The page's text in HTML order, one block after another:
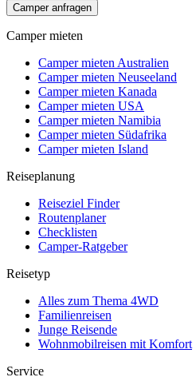
Camper anfragen
Camper mieten
Camper mieten Australien
Camper mieten Neuseeland
Camper mieten Kanada
Camper mieten USA
Camper mieten Namibia
Camper mieten Südafrika
Camper mieten Island
Reiseplanung
Reiseziel Finder
Routenplaner
Checklisten
Camper-Ratgeber
Reisetyp
Alles zum Thema 4WD
Familienreisen
Junge Reisende
Wohnmobilreisen mit Komfort
Service